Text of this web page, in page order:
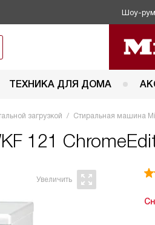
Шоу-рум
ТЕХНИКА ДЛЯ ДОМА
загрузкой Стиральная машина
121